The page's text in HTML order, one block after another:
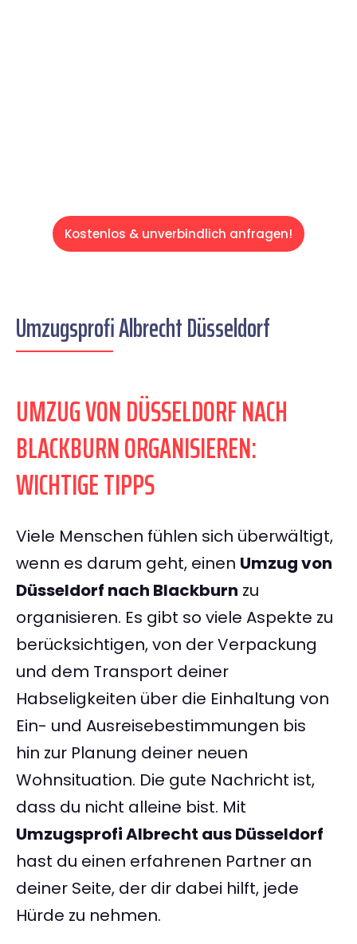
Kostenlos & unverbindlich anfragen!
Umzugsprofi Albrecht Düsseldorf
UMZUG VON DÜSSELDORF NACH
BLACKBURN ORGANISIEREN:
WICHTIGE TIPPS
Viele Menschen fühlen sich überwältigt,
wenn es darum geht, einen Umzug von
Düsseldorf nach Blackburn zu
organisieren. Es gibt so viele Aspekte zu
berücksichtigen, von der Verpackung
und dem Transport deiner
Habseligkeiten über die Einhaltung von
Ein- und Ausreisebestimmungen bis
hin zur Planung deiner neuen
Wohnsituation. Die gute Nachricht ist,
dass du nicht alleine bist. Mit
Umzugsprofi Albrecht aus Düsseldorf
hast du einen erfahrenen Partner an
deiner Seite, der dir dabei hilft, jede
Hürde zu nehmen.